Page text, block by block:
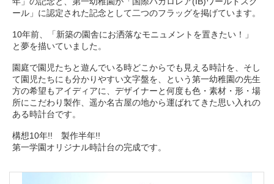
ール」に認定された記念として二つのフラッグを掲げています。
10年前、「新築の園舎にお洒落なモニュメントを置きたい！」
と夢を描いていました。
園庭で園児たちと遊んでいる時どこからでも見える時計を、そし
て園児たちにも分かりやすい文字盤を、という第一幼稚園の先生
方の希望もアイディアに、デザイナーと何度も色・素材・形・場
所にこだわり製作、遥か名古屋の地から運ばれてきた思い入れの
ある時計台です。
構想10年!! 製作半年!!
第一学園オリジナル時計台の完成です。